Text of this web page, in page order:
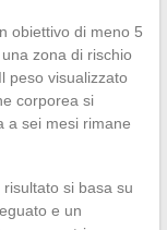
obiettivo di meno 5
zona di rischio
peso visualizzato
corporea si
a sei mesi rimane
si basa su
e un